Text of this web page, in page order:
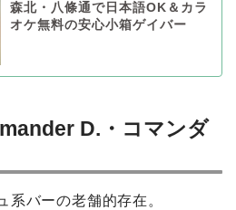
森北・八條通で日本語OK＆カラ
オケ無料の安心小箱ゲイバー
D.・コマンダ
系バーの老舗的存在。